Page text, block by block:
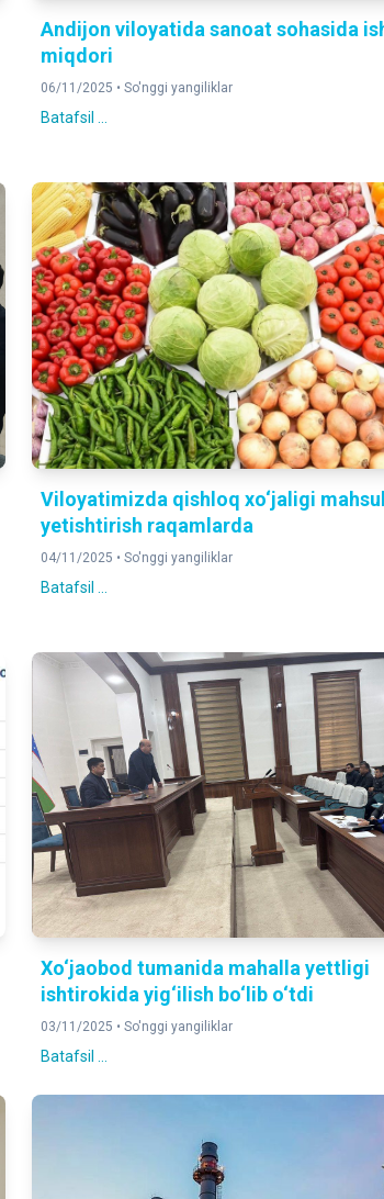
Andijon viloyatida sanoat sohasida
miqdori
06/11/2025 • So'nggi yangiliklar
Batafsil ...
Viloyatimizda qishloq xo‘jaligi
yetishtirish raqamlarda
04/11/2025 • So'nggi yangiliklar
Batafsil ...
Xo‘jaobod tumanida mahalla yettligi
ishtirokida yig‘ilish bo‘lib o‘tdi
03/11/2025 • So'nggi yangiliklar
Batafsil ...